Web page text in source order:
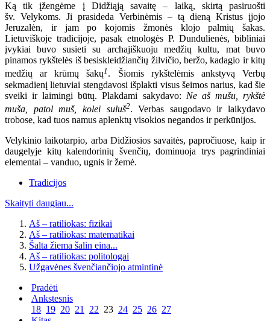
Ką tik įžengėme į Didžiąją savaitę – laiką, skirtą pasiruošti
šv. Velykoms. Ji prasideda Verbinėmis – tą dieną Kristus įjojo
Jeruzalėn, ir jam po kojomis žmonės klojo palmių šakas.
Lietuviškoje tradicijoje, pasak etnologės P. Dundulienės, bibliniai
įvykiai buvo susieti su archajiškuoju medžių kultu, mat buvo
pinamos rykštelės iš besiskleidžiančių žilvičio, beržo, kadagio ir kitų
medžių ar krūmų šakų1 . Šiomis rykštelėmis ankstyvą Verbų
sekmadienį lietuviai stengdavosi išplakti visus šeimos narius, kad šie
sveiki ir laimingi būtų. Plakdami sakydavo: Ne aš mušu, rykštė
muša, patol muš, kolei suluš2. Verbas saugodavo ir laikydavo
trobose, kad tuos namus aplenktų visokios negandos ir perkūnijos.
Velykinio laikotarpio, arba Didžiosios savaitės, papročiuose, kaip ir
daugelyje kitų kalendorinių švenčių, dominuoja trys pagrindiniai
elementai – vanduo, ugnis ir žemė.
Tradicijos
Skaityti daugiau...
Aš – ratiliokas: fizikai
Aš – ratiliokas: matematikai
Šalta žiema šalin eina...
Aš – ratiliokas: politologai
Užgavėnes švenčiančiojo atmintinė
Pradėti
Ankstesnis
18 19 20 21 22 23 24 25 26 27